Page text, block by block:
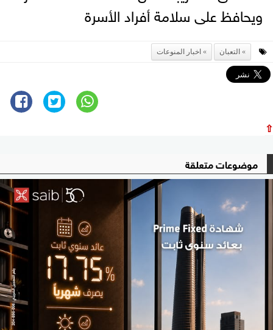
ويحافظ على سلامة أفراد الأسرة
التعبان اخبار المنوعات
⇧
موضوعات متعلقة